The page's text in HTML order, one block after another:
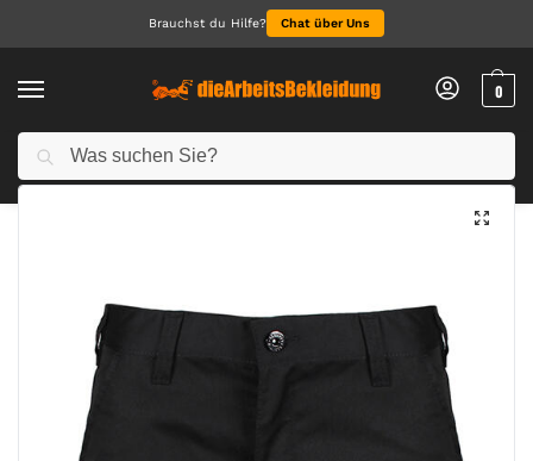
Brauchst du Hilfe? Chat über Uns
0
Start Arbeitskleidung Herren